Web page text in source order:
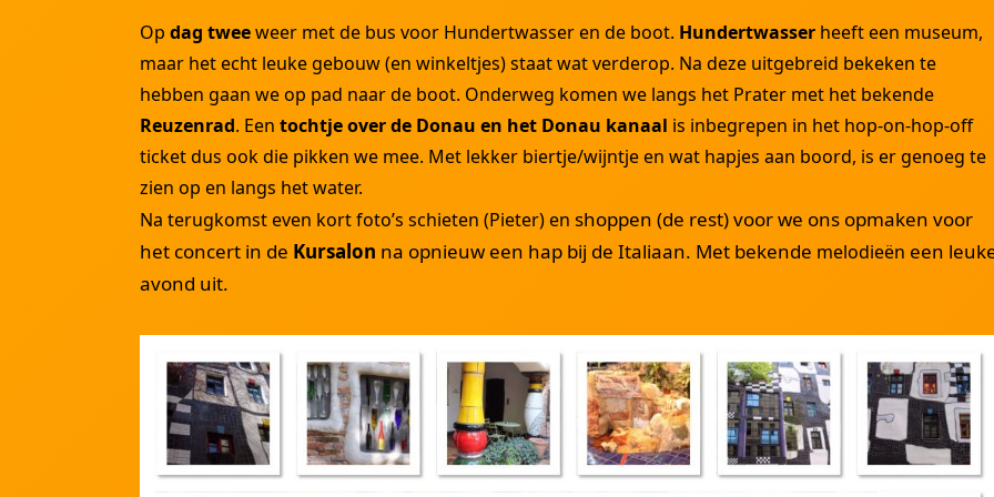
Op dag tweeweer met de bus voor Hundertwasser en de boot. Hundertwasser heeft een museum,
maar het echt leuke gebouw (en winkeltjes) staat wat verderop. Na deze uitgebreid bekeken te
hebben gaan we op pad naar de boot. Onderweg komen we langs het Prater met het bekende
Reuzenrad. Een tochtje over de Donau en het Donau kanaal is inbegrepen in het hop-on-hop-off
ticket dus ook die pikken we mee. Met lekker biertje/wijntje en wat hapjes aan boord, is er genoeg te
zien op en langs het water.
Na terugkomst even kort foto’s schieten (Pieter) en shoppen (de rest) voor we ons opmaken voor
het concert in de Kursalon na opnieuw een hap bij de Italiaan. Met bekende melodieën een
avond uit.